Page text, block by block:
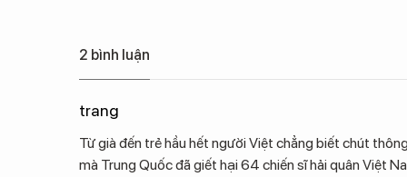
2 bình luận
trang
Từ già đến trẻ hầu hết người Việt chẳng biết chút
mà Trung Quốc đã giết hại 64 chiến sĩ hải quân Việt